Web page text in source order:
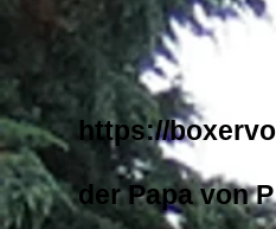
https://
der Papa von